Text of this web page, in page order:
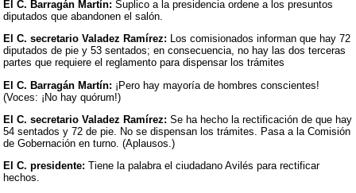
El C. Barragán Martín: Suplico a la presidencia ordene a los presuntos
diputados que abandonen el salón.
El C. secretario Valadez Ramírez: Los comisionados informan que hay 72
diputados de pie y 53 sentados; en consecuencia, no hay las dos terceras
partes que requiere el reglamento para dispensar los trámites
El C. Barragán Martín: ¡Pero hay mayoría de hombres conscientes!
(Voces: ¡No hay quórum!)
El C. secretario Valadez Ramírez: Se ha hecho la rectificación de que hay
54 sentados y 72 de pie. No se dispensan los trámites. Pasa a la Comisión
de Gobernación en turno. (Aplausos.)
El C. presidente: Tiene la palabra el ciudadano Avilés para rectificar
hechos.